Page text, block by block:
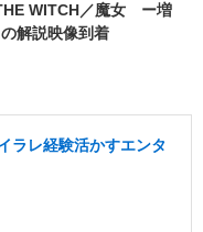
WITCH／魔女 ー増
解説映像到着
ラレ経験活かすエンタ